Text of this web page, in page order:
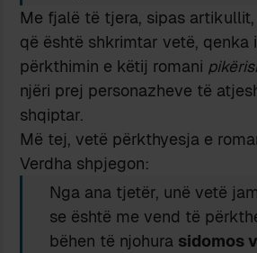
Me fjalë të tjera, sipas
që është shkrimtar vetë, qenka
përkthimin e këtij romani
njëri prej personazheve të
shqiptar.
Më tej, vetë përkthyesja e
Verdha shpjegon:
Nga ana tjetër, unë vetë
se është me vend të
bëhen të njohura sidomos